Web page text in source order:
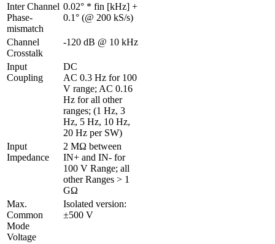
Inter Channel
Phase-
mismatch
0.02° * fin [kHz] +
0.1° (@ 200 kS/s)
Channel
Crosstalk
-120 dB @ 10 kHz
Input
Coupling
DC
AC 0.3 Hz for 100
V range; AC 0.16
Hz for all other
ranges; (1 Hz, 3
Hz, 5 Hz, 10 Hz,
20 Hz per SW)
Input
Impedance
2 MΩ between
IN+ and IN- for
100 V Range; all
other Ranges > 1
GΩ
Max.
Common
Mode
Voltage
Isolated version:
±500 V